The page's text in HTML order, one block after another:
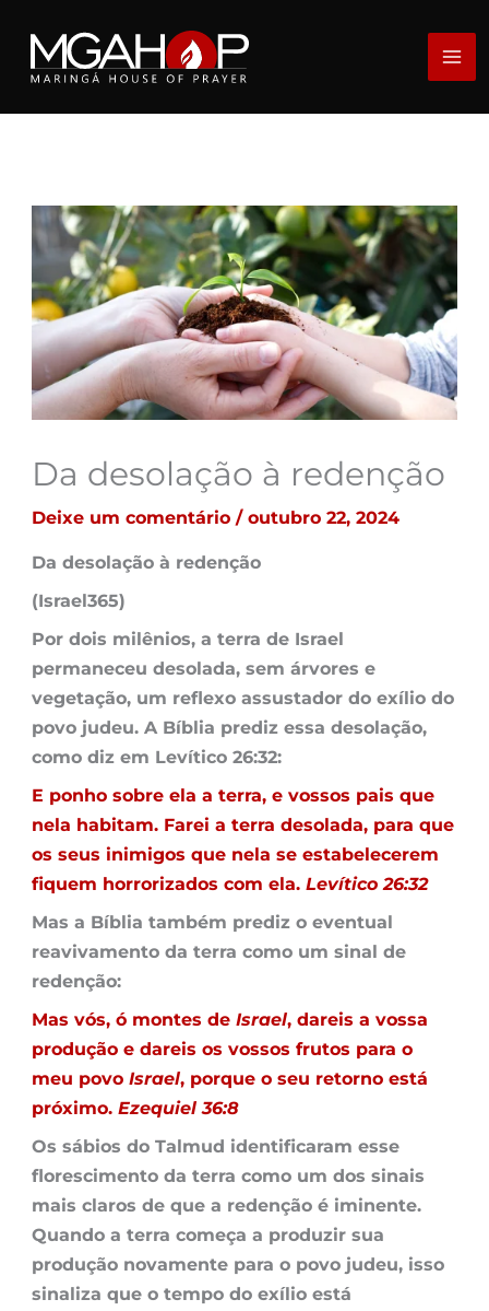
para
Da desolação à redenção
Deixe um comentário / outubro 22, 2024
Da desolação à redenção
(Israel365)
Por dois milênios, a terra de Israel
permaneceu desolada, sem árvores e
vegetação, um reflexo assustador do exílio do
povo judeu. A Bíblia prediz essa desolação,
como diz em Levítico 26:32:
E ponho sobre ela a terra, e vossos pais que
nela habitam. Farei a terra desolada, para que
os seus inimigos que nela se estabelecerem
fiquem horrorizados com ela. Levítico 26:32
Mas a Bíblia também prediz o eventual
reavivamento da terra como um sinal de
redenção:
Mas vós, ó montes de Israel, dareis a vossa
produção e dareis os vossos frutos para o
meu povo Israel, porque o seu retorno está
próximo. Ezequiel 36:8
Os sábios do Talmud identificaram esse
florescimento da terra como um dos sinais
mais claros de que a redenção é iminente.
Quando a terra começa a produzir sua
produção novamente para o povo judeu, isso
sinaliza que o tempo do exílio está